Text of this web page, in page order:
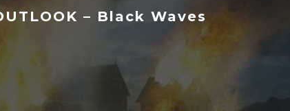
– Black Waves